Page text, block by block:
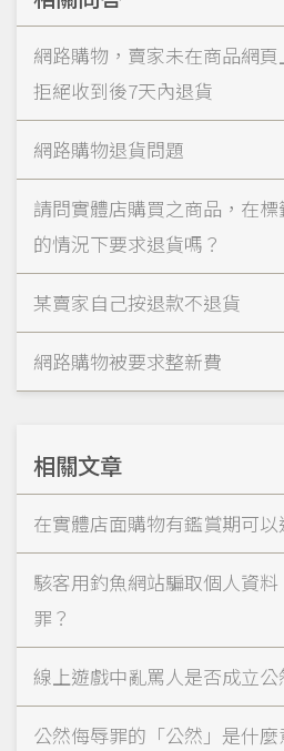
網路購物，賣家未在商品網
拒絕收到後7天內退貨
網路購物退貨問題
請問實體店購買之商品，在
的情況下要求退貨嗎？
某賣家自己按退款不退貨
網路購物被要求整新費
相關文章
在實體店面購物有鑑賞期可以
駭客用釣魚網站騙取個人資
罪？
線上遊戲中亂罵人是否成立公
公然侮辱罪的「公然」是什